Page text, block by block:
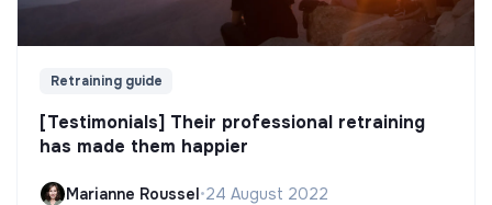
Retraining guide
[Testimonials] Their professional retraining
has made them happier
Marianne Roussel•24 August 2022